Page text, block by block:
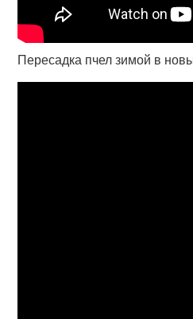
Пересадка пчел зимой в